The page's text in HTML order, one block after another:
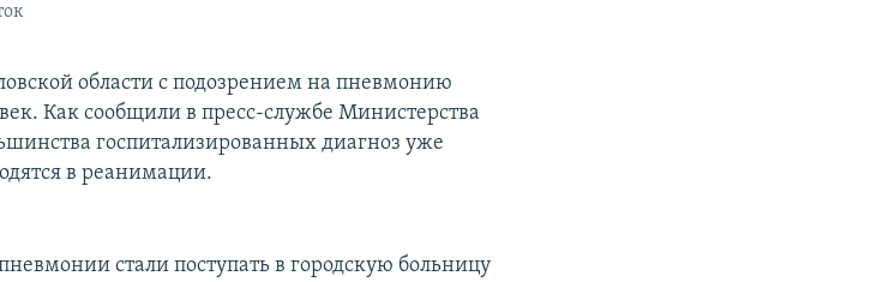
области с подозрением на пневмонию
Как сообщили в пресс-службе Министерства
госпитализированных диагноз уже
в реанимации.
стали поступать в городскую больницу